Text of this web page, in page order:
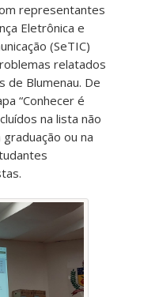
representantes
Eletrônica e
(SeTIC)
relatados
de Blumenau. De
“Conhecer é
na lista não
ou na